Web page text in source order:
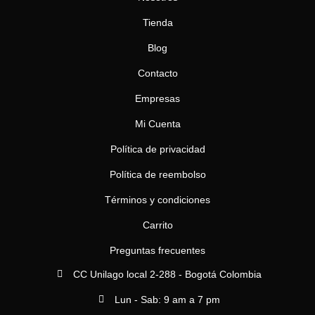
m
Tienda
Blog
Contacto
Empresas
Mi Cuenta
Política de privacidad
Política de reembolso
Términos y condiciones
Carrito
Preguntas frecuentes
CC Unilago local 2-288 - Bogotá Colombia
Lun - Sab: 9 am a 7 pm